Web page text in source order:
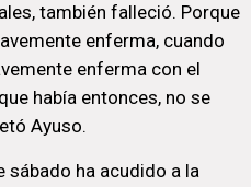
también falleció. Porque
enferma, cuando
enferma con el
había entonces, no se
Ayuso.
sábado ha acudido a la